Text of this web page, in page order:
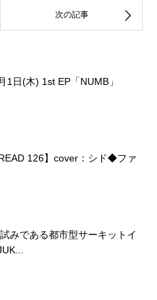
1日(木) 1st EP「NUMB」
READ 126】cover：シド◆ファ
みである都市型サーキットイ